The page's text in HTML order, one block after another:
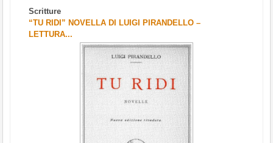
Scritture
“TU RIDI” NOVELLA DI LUIGI PIRANDELLO –
LETTURA...